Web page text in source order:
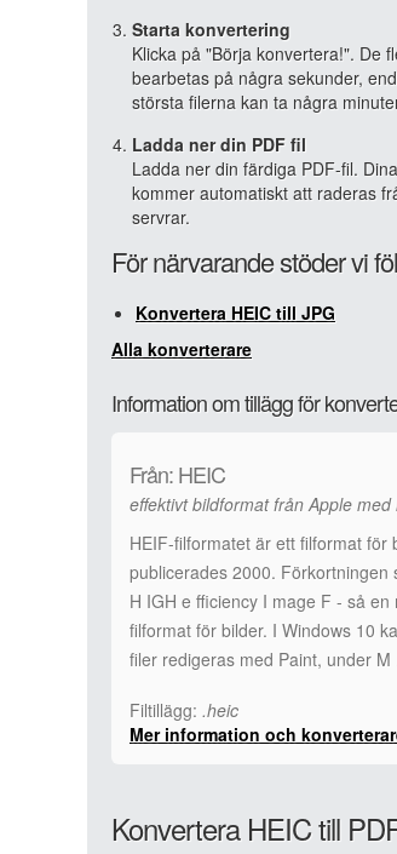
Starta konvertering
Klicka på "Börja konvertera!". De
bearbetas på några sekunder,
största filerna kan ta några
Ladda ner din PDF fil
Ladda ner din färdiga PDF-fil.
kommer automatiskt att raderas
servrar.
För närvarande stöder vi
Konvertera HEIC till JPG
Alla konverterare
Information om tillägg för
Från: HEIC
effektivt bildformat från Apple
HEIF-filformatet är ett filformat för
publicerades 2000. Förkortningen
H IGH e fficiency I mage F - så en
filformat för bilder. I Windows 10
filer redigeras med Paint, under
Filtillägg: .heic
Mer information och
Konvertera HEIC till